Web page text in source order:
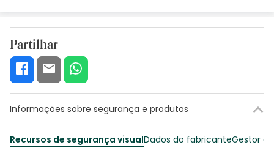
Partilhar
Informações sobre segurança e produtos
Recursos de segurança visualDados do fabricanteGestor